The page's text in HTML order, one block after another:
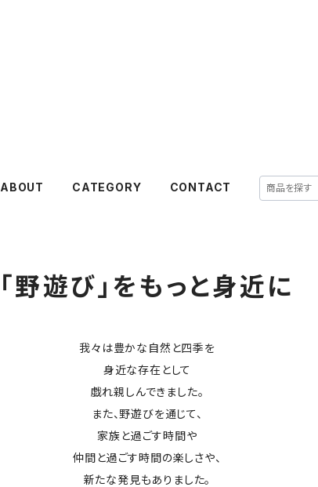
ABOUT CATEGORY CONTACT
「野遊び」をもっと身近に
我々は豊かな自然と四季を
身近な存在として
戯れ親しんできました。
また、野遊びを通じて、
家族と過ごす時間や
仲間と過ごす時間の楽しさや、
新たな発見もありました。